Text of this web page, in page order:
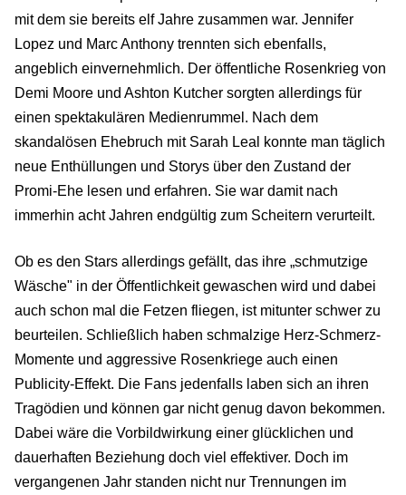
mit dem sie bereits elf Jahre zusammen war. Jennifer
Lopez und Marc Anthony trennten sich ebenfalls,
angeblich einvernehmlich. Der öffentliche Rosenkrieg von
Demi Moore und Ashton Kutcher sorgten allerdings für
einen spektakulären Medienrummel. Nach dem
skandalösen Ehebruch mit Sarah Leal konnte man täglich
neue Enthüllungen und Storys über den Zustand der
Promi-Ehe lesen und erfahren. Sie war damit nach
immerhin acht Jahren endgültig zum Scheitern verurteilt.
Ob es den Stars allerdings gefällt, das ihre „schmutzige
Wäsche" in der Öffentlichkeit gewaschen wird und dabei
auch schon mal die Fetzen fliegen, ist mitunter schwer zu
beurteilen. Schließlich haben schmalzige Herz-Schmerz-
Momente und aggressive Rosenkriege auch einen
Publicity-Effekt. Die Fans jedenfalls laben sich an ihren
Tragödien und können gar nicht genug davon bekommen.
Dabei wäre die Vorbildwirkung einer glücklichen und
dauerhaften Beziehung doch viel effektiver. Doch im
vergangenen Jahr standen nicht nur Trennungen im